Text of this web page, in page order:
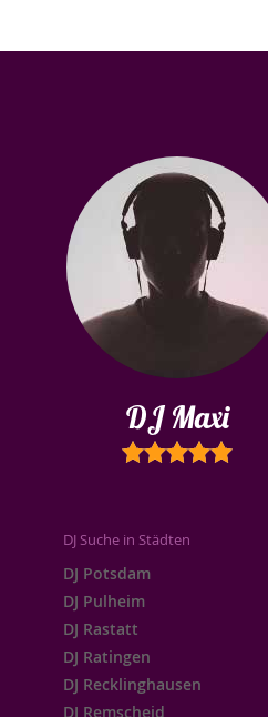
DJ Maxi
DJ Suche in Städten
DJ Potsdam
DJ Pulheim
DJ Rastatt
DJ Ratingen
DJ Recklinghausen
DJ Remscheid